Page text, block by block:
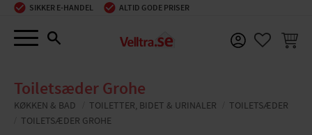
Menu
SIKKER E-HANDEL ALTID GODE PRISER
Toiletsæder Grohe
KØKKEN & BAD TOILETTER, BIDET & URINALER
TOILETSÆDER
TOILETSÆDER GROHE